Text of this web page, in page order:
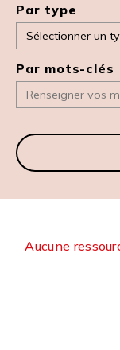
Par type
Par mots-clés
Aucune